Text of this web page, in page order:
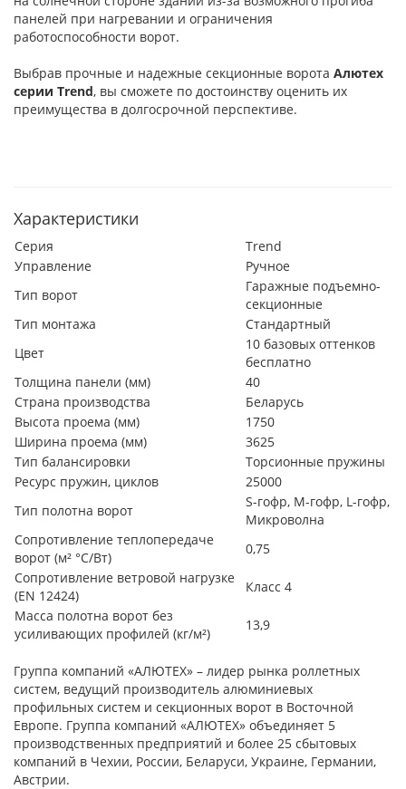
панелей при нагревании и ограничения
работоспособности ворот.
Выбрав прочные и надежные секционные ворота Алютех
серии Trend, вы сможете по достоинству оценить их
преимущества в долгосрочной перспективе.
Характеристики
Серия
Trend
Управление
Ручное
Тип ворот
Гаражные подъемно-
секционные
Тип монтажа
Стандартный
Цвет
10 базовых оттенков
бесплатно
Толщина панели (мм)
40
Страна производства
Беларусь
Высота проема (мм)
1750
Ширина проема (мм)
3625
Тип балансировки
Торсионные пружины
Ресурс пружин, циклов
25000
Тип полотна ворот
S-гофр, М-гофр, L-гофр,
Микроволна
Сопротивление теплопередаче
ворот (м² °С/Вт)
0,75
Сопротивление ветровой нагрузке
(EN 12424)
Класс 4
Масса полотна ворот без
усиливающих профилей (кг/м²)
13,9
Группа компаний «АЛЮТЕХ» – лидер рынка роллетных
систем, ведущий производитель алюминиевых
профильных систем и секционных ворот в Восточной
Европе. Группа компаний «АЛЮТЕХ» объединяет 5
производственных предприятий и более 25 сбытовых
компаний в Чехии, России, Беларуси, Украине, Германии,
Австрии.